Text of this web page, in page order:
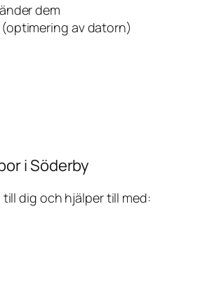
dem
av datorn)
i Söderby
dig och hjälper till med: